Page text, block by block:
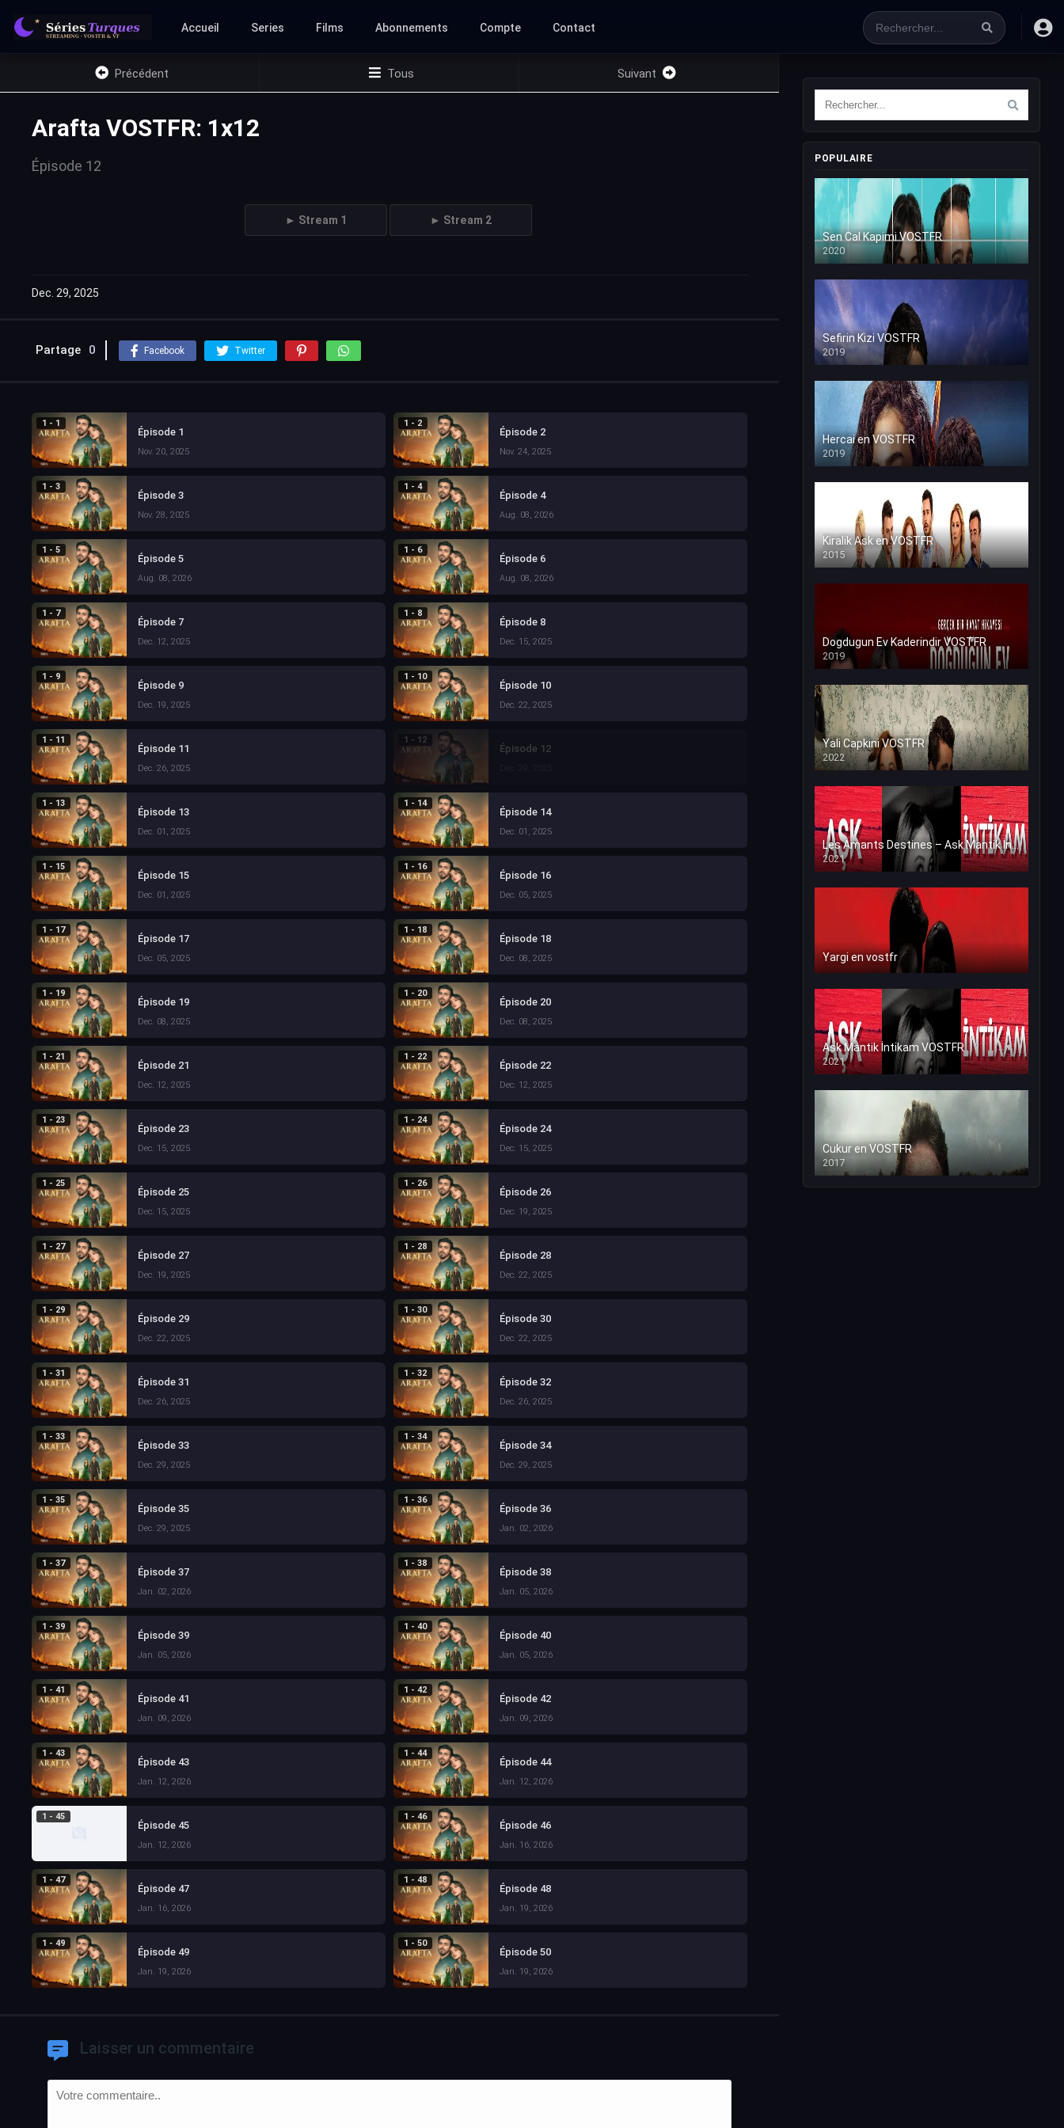
Accueil Series Films Abonnements Compte Contact
Précédent Tous Suivant
Arafta VOSTFR: 1x12
Épisode 12
► Stream 1 ► Stream 2
Dec. 29, 2025
Partage 0 Facebook Twitter
1 - 1
Épisode 1
Nov. 20, 2025
1 - 2
Épisode 2
Nov. 24, 2025
1 - 3
Épisode 3
Nov. 28, 2025
1 - 4
Épisode 4
Aug. 08, 2026
1 - 5
Épisode 5
Aug. 08, 2026
1 - 6
Épisode 6
Aug. 08, 2026
1 - 7
Épisode 7
Dec. 12, 2025
1 - 8
Épisode 8
Dec. 15, 2025
1 - 9
Épisode 9
Dec. 19, 2025
1 - 10
Épisode 10
Dec. 22, 2025
1 - 11
Épisode 11
Dec. 26, 2025
1 - 12
Épisode 12
1 - 13
Épisode 13
Dec. 01, 2025
1 - 14
Épisode 14
Dec. 01, 2025
1 - 15
Épisode 15
Dec. 01, 2025
1 - 16
Épisode 16
Dec. 05, 2025
1 - 17
Épisode 17
Dec. 05, 2025
1 - 18
Épisode 18
Dec. 08, 2025
1 - 19
Épisode 19
Dec. 08, 2025
1 - 20
Épisode 20
Dec. 08, 2025
1 - 21
Épisode 21
Dec. 12, 2025
1 - 22
Épisode 22
Dec. 12, 2025
1 - 23
Épisode 23
Dec. 15, 2025
1 - 24
Épisode 24
Dec. 15, 2025
1 - 25
Épisode 25
Dec. 15, 2025
1 - 26
Épisode 26
Dec. 19, 2025
1 - 27
Épisode 27
Dec. 19, 2025
1 - 28
Épisode 28
Dec. 22, 2025
1 - 29
Épisode 29
Dec. 22, 2025
1 - 30
Épisode 30
Dec. 22, 2025
1 - 31
Épisode 31
Dec. 26, 2025
1 - 32
Épisode 32
Dec. 26, 2025
1 - 33
Épisode 33
Dec. 29, 2025
1 - 34
Épisode 34
Dec. 29, 2025
1 - 35
Épisode 35
Dec. 29, 2025
1 - 36
Épisode 36
Jan. 02, 2026
1 - 37
Épisode 37
Jan. 02, 2026
1 - 38
Épisode 38
Jan. 05, 2026
1 - 39
Épisode 39
Jan. 05, 2026
1 - 40
Épisode 40
Jan. 05, 2026
1 - 41
Épisode 41
Jan. 09, 2026
1 - 42
Épisode 42
Jan. 09, 2026
1 - 43
Épisode 43
Jan. 12, 2026
1 - 44
Épisode 44
Jan. 12, 2026
1 - 45
Épisode 45
Jan. 12, 2026
1 - 46
Épisode 46
Jan. 16, 2026
1 - 47
Épisode 47
Jan. 16, 2026
1 - 48
Épisode 48
Jan. 19, 2026
1 - 49
Épisode 49
Jan. 19, 2026
1 - 50
Épisode 50
Jan. 19, 2026
Laisser un commentaire
POPULAIRE
Sen Cal Kapimi VOSTFR
2020
Sefirin Kizi VOSTFR
2019
Hercai en VOSTFR
2019
Kiralik Ask en VOSTFR
2015
Dogdugun Ev Kaderindir VOSTFR
2019
Yali Capkini VOSTFR
2022
Les Amants Destines – Ask Mantik İntikam en VF (Voix Francaise)
2021
Yargi en vostfr
Ask Mantik İntikam VOSTFR
2021
Cukur en VOSTFR
2017